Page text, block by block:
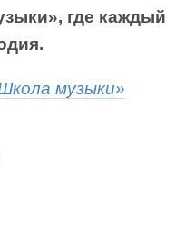
где каждый
музыки»